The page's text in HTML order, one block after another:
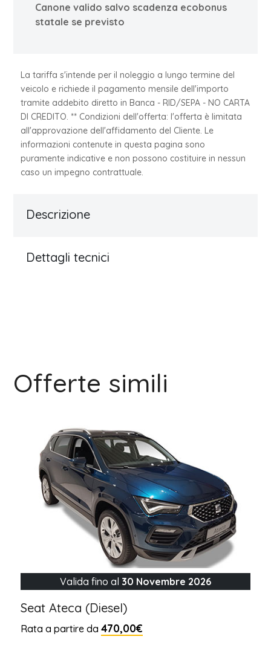
Canone valido salvo scadenza ecobonus
statale se previsto
La tariffa s'intende per il noleggio a lungo termine del
veicolo e richiede il pagamento mensile dell'importo
tramite addebito diretto in Banca - RID/SEPA - NO CARTA
DI CREDITO. ** Condizioni dell'offerta: l'offerta è limitata
all'approvazione dell'affidamento del Cliente. Le
informazioni contenute in questa pagina sono
puramente indicative e non possono costituire in nessun
caso un impegno contrattuale.
Descrizione
Dettagli tecnici
Offerte simili
Valida fino al 30 Novembre 2026
Seat Ateca (Diesel)
Rata a partire da470,00€